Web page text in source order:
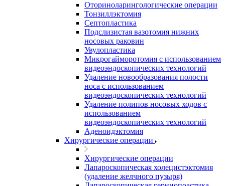
Оториноларингологические операции
Тонзиллэктомия
Септопластика
Подслизистая вазотомия нижних
носовых раковин
Увулопластика
Микрогайморотомия с использованием
видеоэндоскопических технологий
Удаление новообразования полости
носа с использованием
видеоэндоскопических технологий
Удаление полипов носовых ходов с
использованием
видеоэндоскопических технологий
Аденоидэктомия
Хирургические операции
Хирургические операции
Лапароскопическая холецистэктомия
(удаление желчного пузыря)